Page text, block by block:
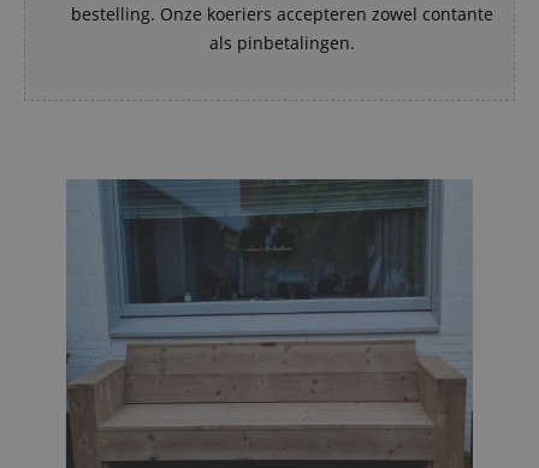
bestelling. Onze koeriers accepteren zowel contante
als pinbetalingen.